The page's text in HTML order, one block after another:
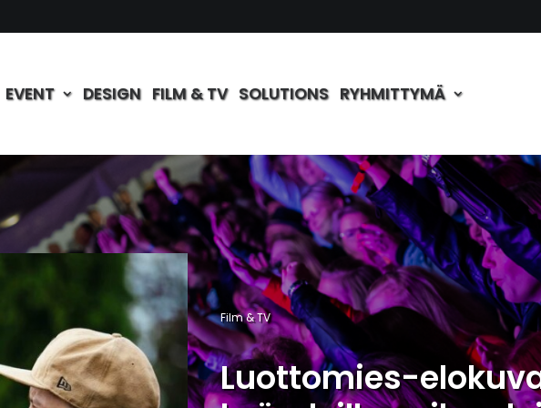
EVENT DESIGN FILM & TV SOLUTIONS RYHMITTYMÄ
Film & TV
Luottomies-